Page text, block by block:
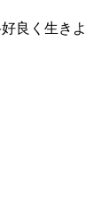
良く生きよ